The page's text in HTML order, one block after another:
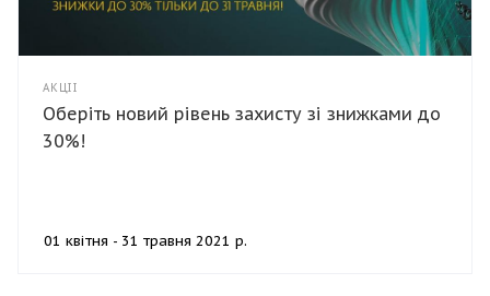
АКЦІЇ
Оберіть новий рівень захисту зі знижками до
30%!
01 квітня - 31 травня 2021 р.